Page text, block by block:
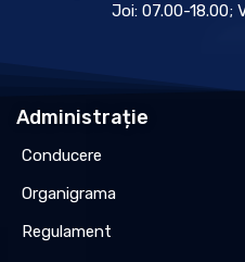
Joi: 07.00-18.00;
Administrație
Conducere
Organigrama
Regulament